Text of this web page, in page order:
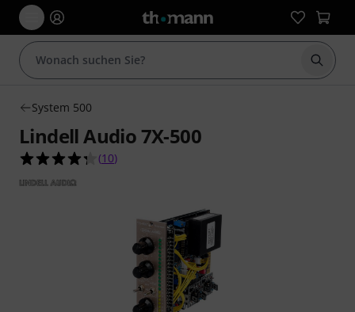
Suche
System 500
Lindell Audio 7X-500
4.3 von 5 Sternen aus 10 Kundenbewertungen
(10)